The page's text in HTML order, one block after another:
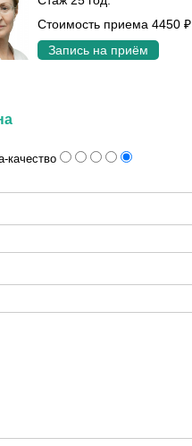
Стоимость приема 4450 ₽
Запись на приём